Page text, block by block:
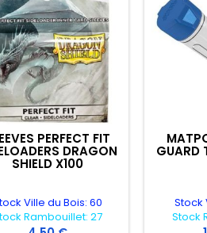
PERFECT FIT
DRAGON
SHIELD X100
Ville du Bois: 60
Rambouillet: 27
GUARD
Stock
Stock